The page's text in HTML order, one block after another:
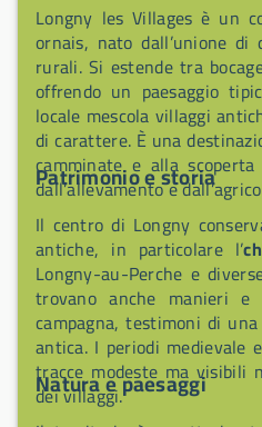
Longny les Villages è un
ornais, nato dall’unione di
rurali. Si estende tra
offrendo un paesaggio
locale mescola villaggi
di carattere. È una
camminate e alla
dall’allevamento e
Patrimonio e storia
Il centro di Longny
antiche, in particolare l’
Longny-au-Perche e
trovano anche manieri e
campagna, testimoni di
antica. I periodi medievale
tracce modeste ma visibili
dei villaggi.
Natura e paesaggi